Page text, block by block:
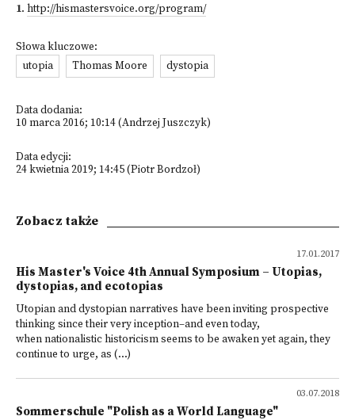
1. http://hismastersvoice.org/program/
Słowa kluczowe:
utopia
Thomas Moore dystopia
Data dodania:
10 marca 2016; 10:14 (Andrzej Juszczyk)
Data edycji:
24 kwietnia 2019; 14:45 (Piotr Bordzoł)
Zobacz także
17.01.2017
His Master's Voice 4th Annual Symposium – Utopias,
dystopias, and ecotopias
Utopian and dystopian narratives have been inviting prospective
thinking since their very inception–and even today,
when nationalistic historicism seems to be awaken yet again, they
continue to urge, as (...)
03.07.2018
Sommerschule "Polish as a World Language"